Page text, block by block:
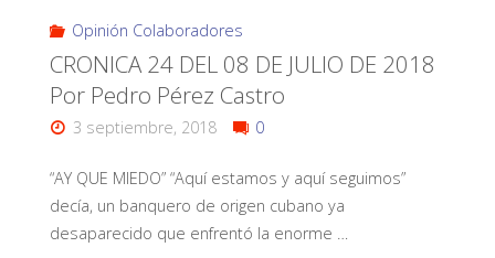
Opinión Colaboradores
CRONICA 24 DEL 08 DE JULIO DE 2018
Por Pedro Pérez Castro
3 septiembre, 2018 0
“AY QUE MIEDO” “Aquí estamos y aquí seguimos”
decía, un banquero de origen cubano ya
desaparecido que enfrentó la enorme …